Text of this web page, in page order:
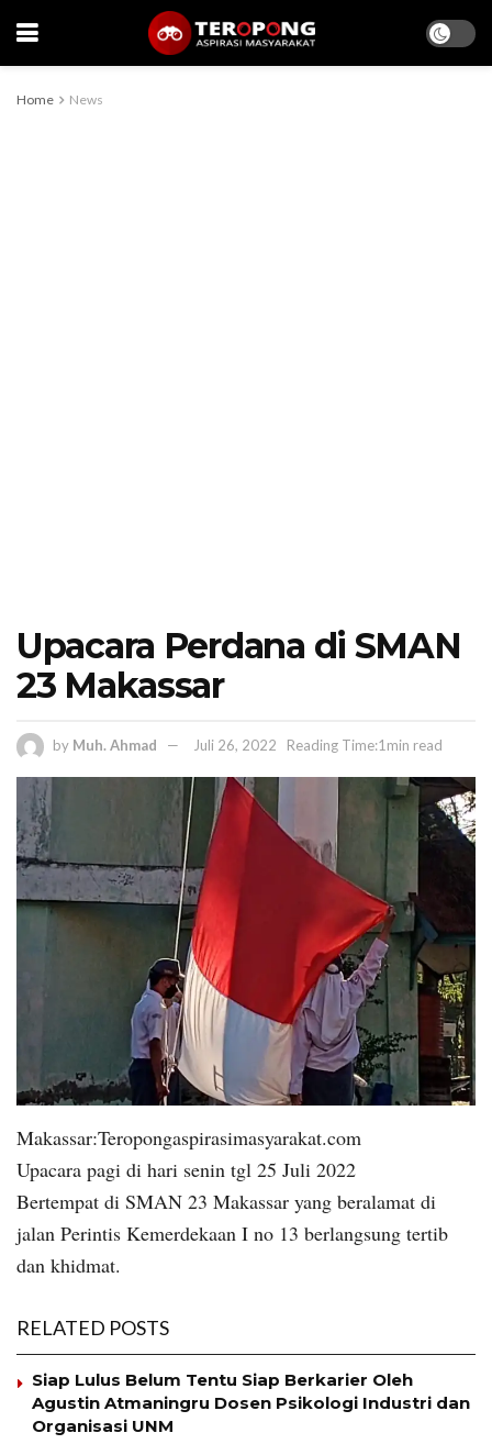
Home News
Upacara Perdana di SMAN
23 Makassar
by Muh. Ahmad Juli 26, 2022 Reading Time:1min read
Makassar:Teropongaspirasimasyarakat.com
Upacara pagi di hari senin tgl 25 Juli 2022
Bertempat di SMAN 23 Makassar yang beralamat di
jalan Perintis Kemerdekaan I no 13 berlangsung tertib
dan khidmat.
RELATED POSTS
Siap Lulus Belum Tentu Siap Berkarier Oleh
Agustin Atmaningru Dosen Psikologi Industri dan
Organisasi UNM